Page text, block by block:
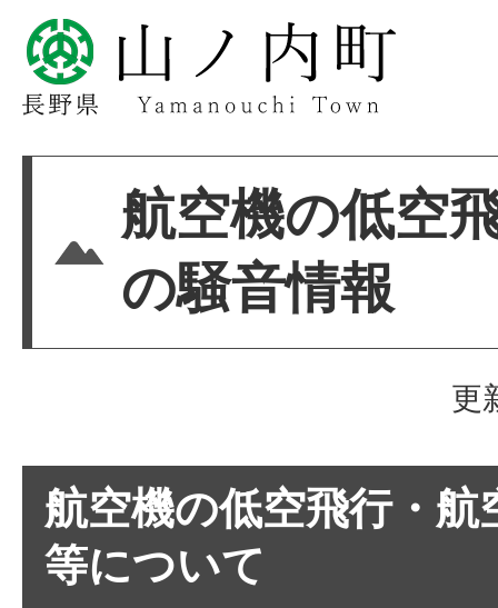
航空機の低空
の騒音情報
更
航空機の低空飛行・航
等について